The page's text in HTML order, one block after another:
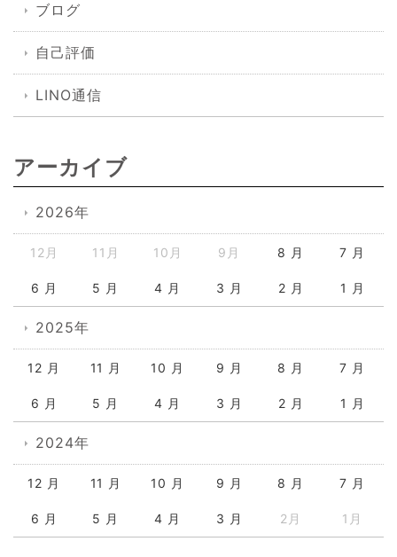
ブログ
自己評価
LINO通信
アーカイブ
2026年
12月 11月 10月 9月 8 月 7 月
6 月 5 月 4 月 3 月 2 月 1 月
2025年
12 月 11 月 10 月 9 月 8 月 7 月
6 月 5 月 4 月 3 月 2 月 1 月
2024年
12 月 11 月 10 月 9 月 8 月 7 月
6 月 5 月 4 月 3 月 2月 1月